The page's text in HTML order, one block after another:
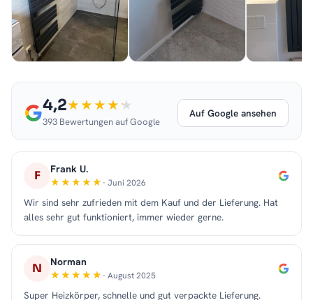
4,2
393 Bewertungen auf Google
Auf Google ansehen
F Frank U.
· Juni 2026
Wir sind sehr zufrieden mit dem Kauf und der Lieferung. Hat
alles sehr gut funktioniert, immer wieder gerne.
N Norman
· August 2025
Super Heizkörper, schnelle und gut verpackte Lieferung.